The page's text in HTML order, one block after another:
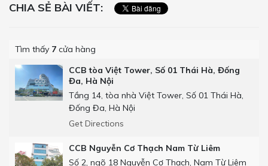
CHIA SẺ BÀI VIẾT:
Tìm thấy 7 cửa hàng
CCB tòa Việt Tower, Số 01 Thái Hà, Đống
Đa, Hà Nội
Tầng 14, tòa nhà Việt Tower, Số 01 Thái Hà,
Đống Đa, Hà Nội
Get Directions
CCB Nguyễn Cơ Thạch Nam Từ Liêm
Số 2, ngõ 18 Nguyễn Cơ Thạch, Nam Từ Liêm